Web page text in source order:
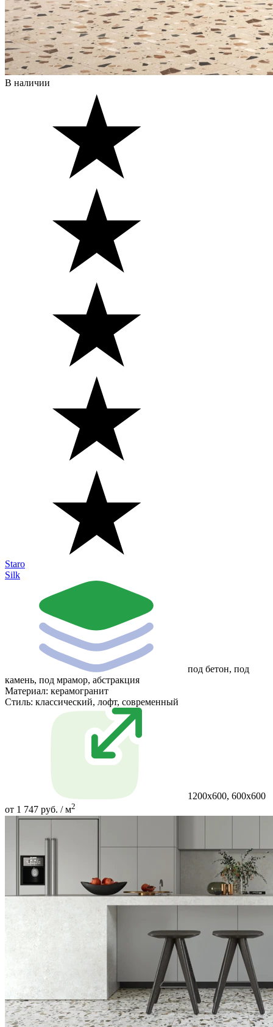
В наличии
Staro
Silk
под бетон, под
камень, под мрамор, абстракция
Материал: керамогранит
Стиль: классический, лофт, современный
1200x600, 600x600
от 1 747 руб. / м2